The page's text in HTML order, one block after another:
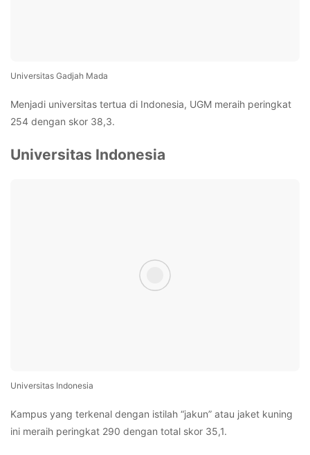
Universitas Gadjah Mada
Menjadi universitas tertua di Indonesia, UGM meraih peringkat
254 dengan skor 38,3.
Universitas Indonesia
Universitas Indonesia
Kampus yang terkenal dengan istilah “jakun” atau jaket kuning
ini meraih peringkat 290 dengan total skor 35,1.